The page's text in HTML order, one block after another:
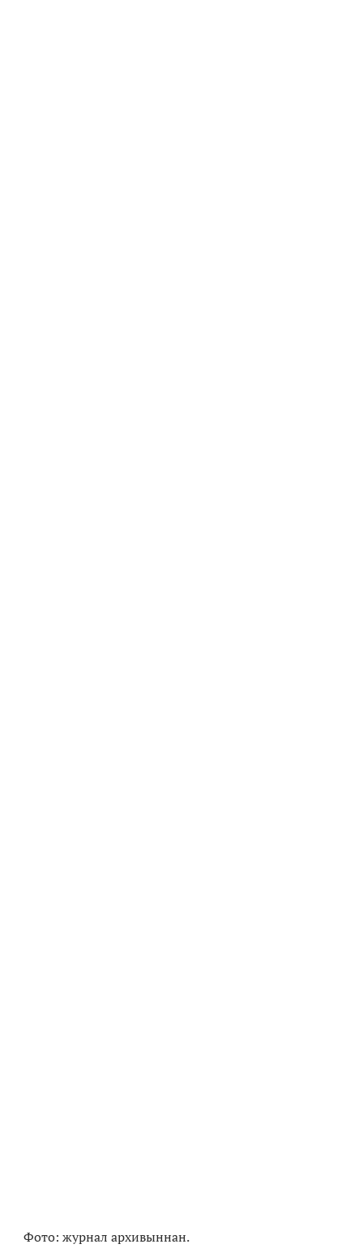
Фото: журнал архивыннан.